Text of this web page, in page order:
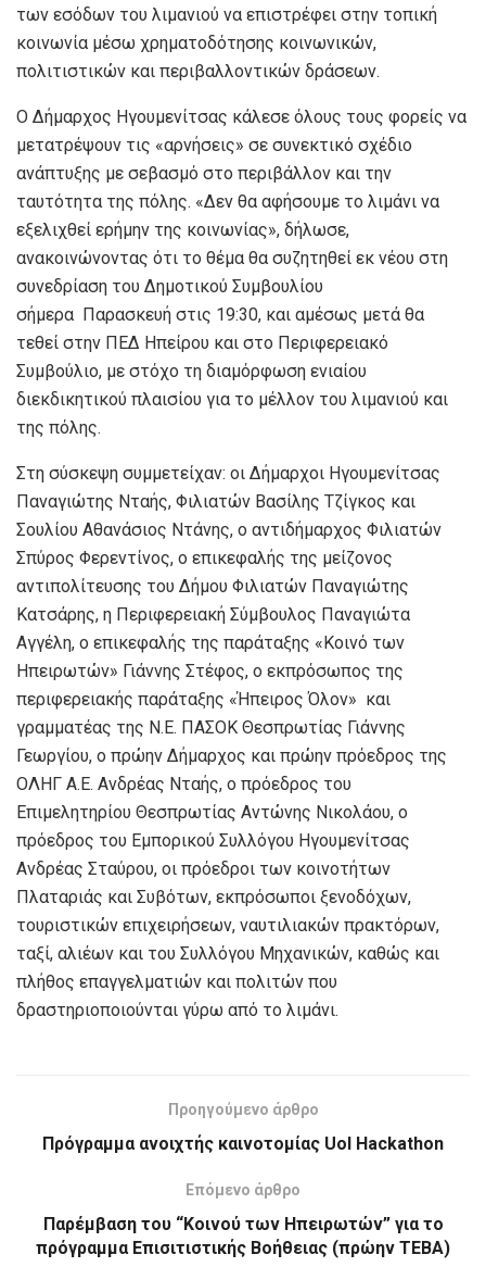
των εσόδων του λιμανιού να επιστρέφει στην τοπική
κοινωνία μέσω χρηματοδότησης κοινωνικών,
πολιτιστικών και περιβαλλοντικών δράσεων.
Ο Δήμαρχος Ηγουμενίτσας κάλεσε όλους τους φορείς να
μετατρέψουν τις «αρνήσεις» σε συνεκτικό σχέδιο
ανάπτυξης με σεβασμό στο περιβάλλον και την
ταυτότητα της πόλης. «Δεν θα αφήσουμε το λιμάνι να
εξελιχθεί ερήμην της κοινωνίας», δήλωσε,
ανακοινώνοντας ότι το θέμα θα συζητηθεί εκ νέου στη
συνεδρίαση του Δημοτικού Συμβουλίου
σήμερα Παρασκευή στις 19:30, και αμέσως μετά θα
τεθεί στην ΠΕΔ Ηπείρου και στο Περιφερειακό
Συμβούλιο, με στόχο τη διαμόρφωση ενιαίου
διεκδικητικού πλαισίου για το μέλλον του λιμανιού και
της πόλης.
Στη σύσκεψη συμμετείχαν: οι Δήμαρχοι Ηγουμενίτσας
Παναγιώτης Νταής, Φιλιατών Βασίλης Τζίγκος και
Σουλίου Αθανάσιος Ντάνης, ο αντιδήμαρχος Φιλιατών
Σπύρος Φερεντίνος, ο επικεφαλής της μείζονος
αντιπολίτευσης του Δήμου Φιλιατών Παναγιώτης
Κατσάρης, η Περιφερειακή Σύμβουλος Παναγιώτα
Αγγέλη, ο επικεφαλής της παράταξης «Κοινό των
Ηπειρωτών» Γιάννης Στέφος, ο εκπρόσωπος της
περιφερειακής παράταξης «Ήπειρος Όλον» και
γραμματέας της Ν.Ε. ΠΑΣΟΚ Θεσπρωτίας Γιάννης
Γεωργίου, ο πρώην Δήμαρχος και πρώην πρόεδρος της
ΟΛΗΓ Α.Ε. Ανδρέας Νταής, ο πρόεδρος του
Επιμελητηρίου Θεσπρωτίας Αντώνης Νικολάου, ο
πρόεδρος του Εμπορικού Συλλόγου Ηγουμενίτσας
Ανδρέας Σταύρου, οι πρόεδροι των κοινοτήτων
Πλαταριάς και Συβότων, εκπρόσωποι ξενοδόχων,
τουριστικών επιχειρήσεων, ναυτιλιακών πρακτόρων,
ταξί, αλιέων και του Συλλόγου Μηχανικών, καθώς και
πλήθος επαγγελματιών και πολιτών που
δραστηριοποιούνται γύρω από το λιμάνι.
Προηγούμενο άρθρο
Πρόγραμμα ανοιχτής καινοτομίας UoI Hackathon
Επόμενο άρθρο
Παρέμβαση του “Κοινού των Ηπειρωτών” για το
πρόγραμμα Επισιτιστικής Βοήθειας (πρώην ΤΕΒΑ)